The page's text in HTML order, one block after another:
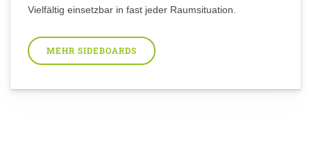
Vielfältig einsetzbar in fast jeder Raumsituation.
MEHR SIDEBOARDS